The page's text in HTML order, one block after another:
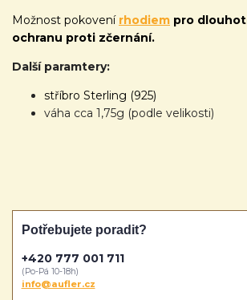
Možnost pokovení rhodiem pro
ochranu proti zčernání.
Další paramtery:
stříbro Sterling (925)
váha cca 1,75g (podle velikosti)
Potřebujete poradit?
+420 777 001 711
(Po-Pá 10-18h)
info@aufler.cz